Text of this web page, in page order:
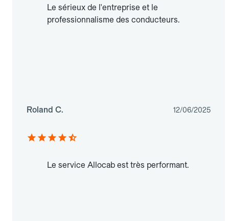
Le sérieux de l'entreprise et le
professionnalisme des conducteurs.
Roland C. 12/06/2025
Le service Allocab est très performant.